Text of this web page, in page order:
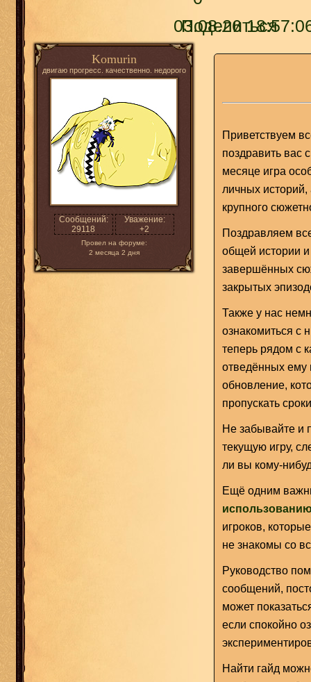
Поделиться
03.08.26
Komurin
двигаю прогресс. качественно. недорого
Сообщений:
29118
Уважение:
+2
Провел на форуме:
2 месяца 2 дня
Приветствуем
поздравить вас
месяце игра
личных
крупного
Поздравляем
общей истории
завершённых
закрытых
Также у нас
ознакомиться с
теперь рядом с
отведённых ему
обновление,
пропускать
Не забывайте и
текущую игру,
ли вы кому-
Ещё одним
игроков,
не знакомы со
Руководство
сообщений,
может
если спокойно
Найти гайд